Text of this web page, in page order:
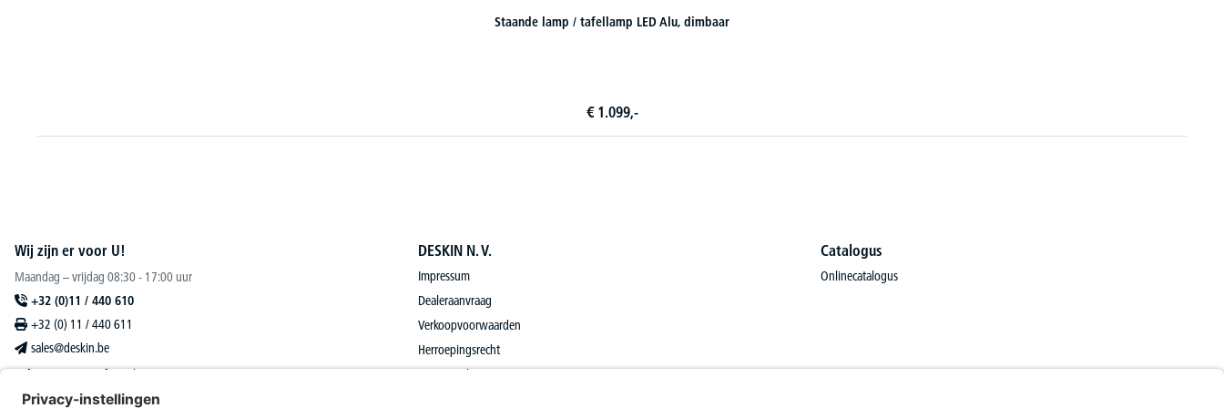
Wij zijn er voor U!
Maandag – vrijdag 08:30 - 17:00 uur
+32 (0)11 / 440 610
+32 (0) 11 / 440 611
sales@deskin.be
Of via onscontactformulier.
DESKIN N. V.
Impressum
Dealeraanvraag
Verkoopvoorwaarden
Herroepingsrecht
Privacy Policy
Catalogus
Onlinecatalogus